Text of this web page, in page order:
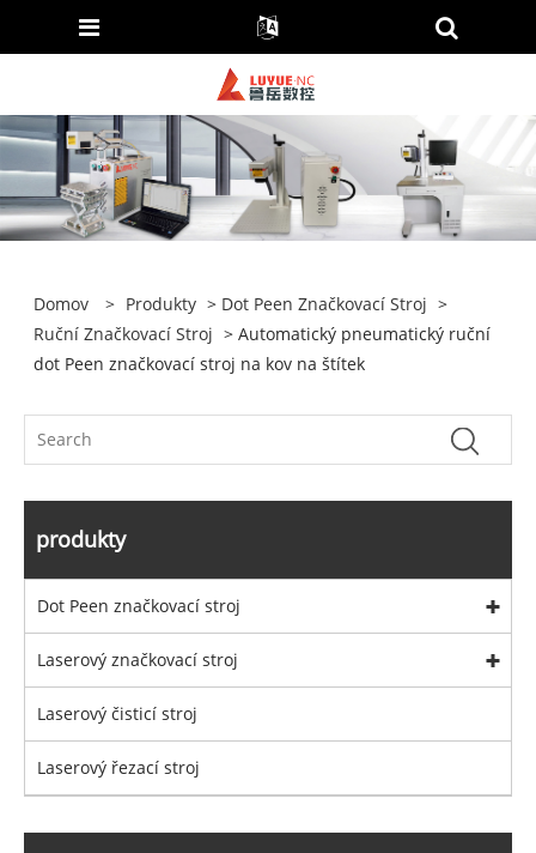
Domov > Produkty > Dot Peen Značkovací Stroj >
Ruční Značkovací Stroj > Automatický pneumatický ruční
dot Peen značkovací stroj na kov na štítek
produkty
Dot Peen značkovací stroj
Laserový značkovací stroj
Laserový čisticí stroj
Laserový řezací stroj